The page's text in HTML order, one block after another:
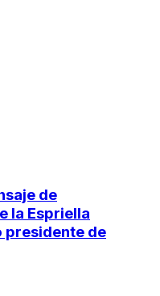
de
la Espriella
presidente de